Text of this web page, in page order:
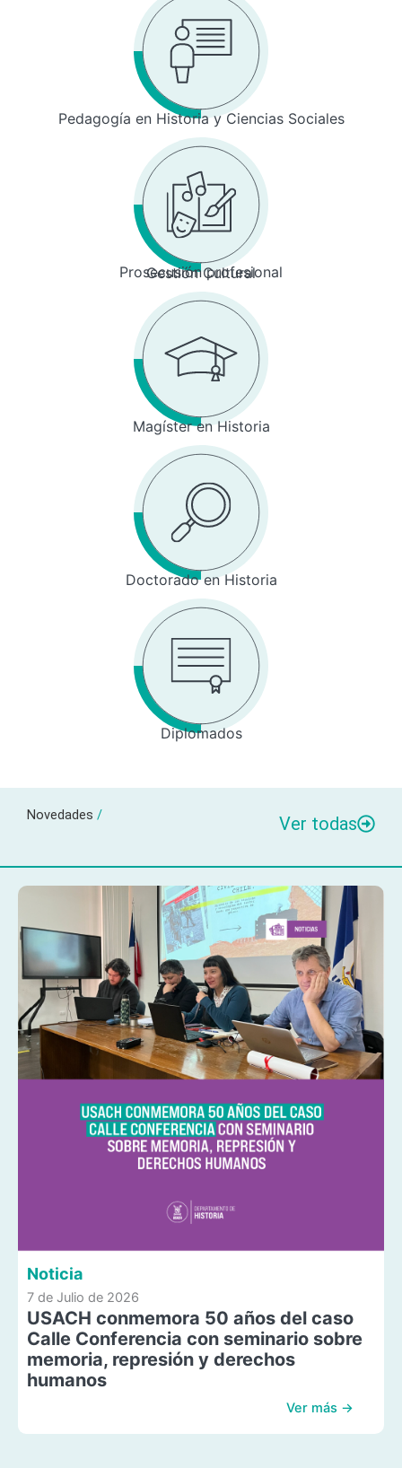
Pedagogía en Historia y Ciencias Sociales
Prosecusión profesional
Gestión Cultural
Magíster en Historia
Doctorado en Historia
Diplomados
Novedades / Ver todas
Noticia
7 de Julio de 2026
USACH conmemora 50 años del caso
Calle Conferencia con seminario sobre
memoria, represión y derechos
humanos
Ver más →